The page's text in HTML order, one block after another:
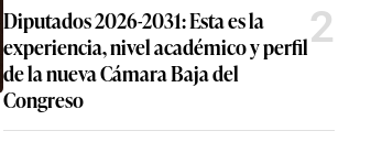
Diputados 2026-2031: Esta es la
experiencia, nivel académico y perfil
de la nueva Cámara Baja del
Congreso
2